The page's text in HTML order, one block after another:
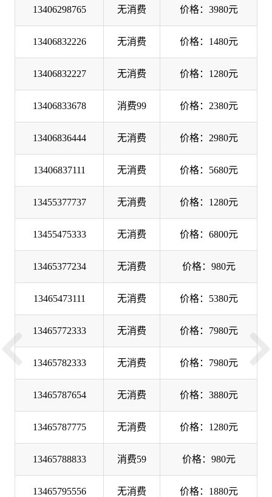
13406298765 无消费 价格：3980元
13406832226 无消费 价格：1480元
13406832227 无消费 价格：1280元
13406833678 消费99 价格：2380元
13406836444 无消费 价格：2980元
13406837111 无消费 价格：5680元
13455377737 无消费 价格：1280元
13455475333 无消费 价格：6800元
13465377234 无消费 价格：980元
13465473111 无消费 价格：5380元
13465772333 无消费 价格：7980元
13465782333 无消费 价格：7980元
13465787654 无消费 价格：3880元
13465787775 无消费 价格：1280元
13465788833 消费59 价格：980元
13465795556 无消费 价格：1880元